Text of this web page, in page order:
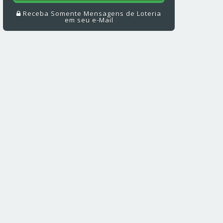
Receba Somente Mensagens de Loteria
em seu e-Mail